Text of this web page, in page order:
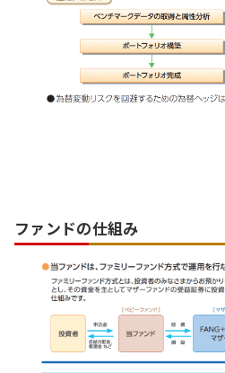
ファンドの仕組み